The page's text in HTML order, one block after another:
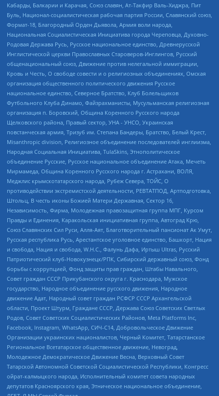
Кабарды, Балкарии и Карачая, Союз славян, Ат-Такфир Валь-Хиджра, Пит
Буль, Национал-социалистическая рабочая партия России, Славянский союз,
Формат-18, Благородный Орден Дьявола, Армия воли народа,
Национальная Социалистическая Инициатива города Череповца, Духовно-
Родовая Держава Русь, Русское национальное единство, Древнерусской
Инглистической церкви Православных Староверов-Инглингов, Русский
общенациональный союз, Движение против нелегальной иммиграции,
Кровь и Честь, О свободе совести и о религиозных объединениях, Омская
организация общественного политического движения Русское
национальное единство, Северное Братство, Клуб Болельщиков
Футбольного Клуба Динамо, Файзрахманисты, Мусульманская религиозная
организация п. Боровский, Община Коренного Русского народа
Щелковского района, Правый сектор, УНА - УНСО, Украинская
повстанческая армия, Тризуб им. Степана Бандеры, Братство, Белый Крест,
Misanthropic division, Религиозное объединение последователей инглиизма,
Народная Социальная Инициатива, TulaSkins, Этнополитическое
объединение Русские, Русское национальное объединение Атака, Мечеть
Мирмамеда, Община Коренного Русского народа г. Астрахани, ВОЛЯ,
Меджлис крымскотатарского народа, Рубеж Севера, ТОЙС, О
противодействии экстремистской деятельности, РЕВТАТПОД, Артподготовка,
Штольц, В честь иконы Божией Матери Державная, Сектор 16,
Независимость, Фирма, Молодежная правозащитная группа МПГ, Курсом
Правды и Единения, Каракольская инициативная группа, Автоград Крю,
Союз Славянских Сил Руси, Алля-Аят, Благотворительный пансионат Ак Умут,
Русская республика Русь, Арестантское уголовное единство, Башкорт, Нация
и свобода, Нация и свобода, W.H.С., Фалунь Дафа, Иртыш Ultras, Русский
Патриотический клуб-Новокузнецк/РПК, Сибирский державный союз, Фонд
борьбы с коррупцией, Фонд защиты прав граждан, Штабы Навального,
Совет граждан СССР Прикубанского округа г. Краснодара, Мужское
государство, Народное объединение русского движения, Народное
движение Адат, Народный совет граждан РСФСР СССР Архангельской
области, Проект Штурм, Граждане СССР, Держава Союз Советских Светлых
Родов, Совет Советских Социалистических Районов, Meta Platforms Inc,
Facebook, Instagram, WhatsApp, СИЧ-С14, Добровольческое Движение
Организации украинских националистов, Черный Комитет, Татарстанское
Региональное Всетатарское общественное движение, Невоград,
Молодежное Демократическое Движение Весна, Верховный Совет
Татарской Автономной Советской Социалистической Республики, Конгресс
ойрат-калмыцкого народа, Исполнительный комитет совета народных
депутатов Красноярского края, Этническое национальное объединение,